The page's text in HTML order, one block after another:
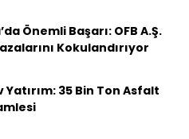
Önemli Başarı: OFB A.Ş.
Kokulandırıyor
Yatırım: 35 Bin Ton Asfalt